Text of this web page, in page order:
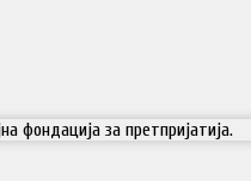
фондација за претпријатија.